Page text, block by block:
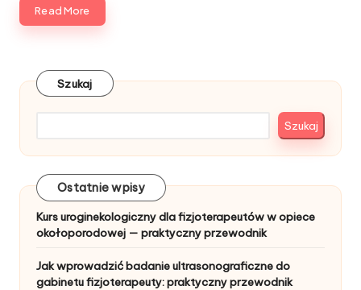
Read More
Szukaj
Szukaj
Ostatnie wpisy
Kurs uroginekologiczny dla fizjoterapeutów w opiece
okołoporodowej — praktyczny przewodnik
Jak wprowadzić badanie ultrasonograficzne do
gabinetu fizjoterapeuty: praktyczny przewodnik